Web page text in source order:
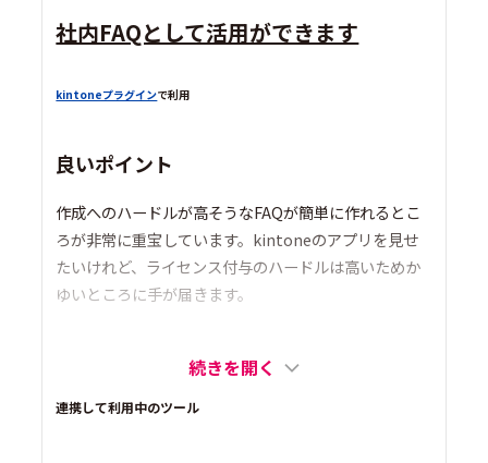
社内FAQとして活用ができます
kintoneプラグインで利用
良いポイント
作成へのハードルが高そうなFAQが簡単に作れるとこ
ろが非常に重宝しています。kintoneのアプリを見せ
たいけれど、ライセンス付与のハードルは高いためか
ゆいところに手が届きます。
続きを開く
連携して利用中のツール